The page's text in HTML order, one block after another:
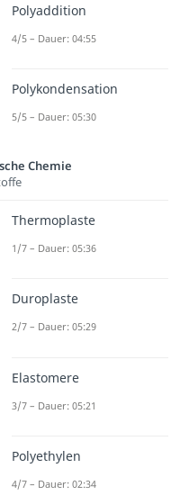
Eigenschaft an eine
bestehende Kette
passiert vor allem
schon viele
verbraucht sind.
Radikaleigenschaft
nicht-endständige
übertragen, dann
verzweigte
Eine Kette kann
Radikaleigenschaft
Monomer
sich an diese Kette
anfängt, eine neue
bilden.
In beiden Fällen kommt
Verzweigungen
. Im
wird bei der
Polyaddition
4/5 – Dauer: 04:55
Polykondensation
5/5 – Dauer: 05:30
Chemie
Thermoplaste
1/7 – Dauer: 05:36
Duroplaste
2/7 – Dauer: 05:29
Elastomere
3/7 – Dauer: 05:21
Polyethylen
4/7 – Dauer: 02:34